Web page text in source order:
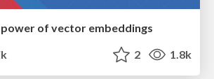
of vector embeddings
2 1.8k